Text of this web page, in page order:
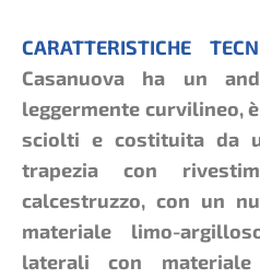
CARATTERISTICHE
Casanuova ha un
leggermente curvilineo,
sciolti e costituita da
trapezia con
calcestruzzo, con un
materiale limo-
laterali con